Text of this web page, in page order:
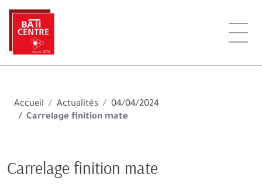
Accueil Actualités
04/04/2024
Carrelage finition mate
Carrelage finition mate